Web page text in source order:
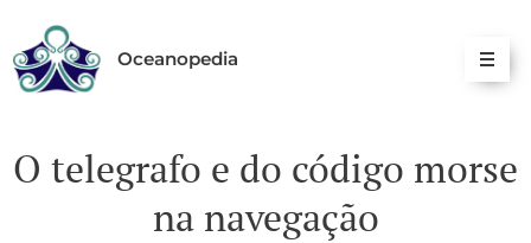
Oceanopedia
O telegrafo e do código morse
na navegação